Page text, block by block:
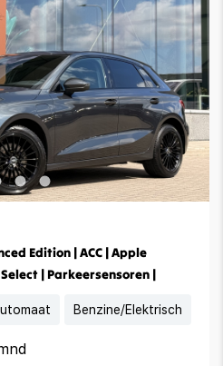
Edition | ACC | Apple
| Parkeersensoren |
Benzine/Elektrisch